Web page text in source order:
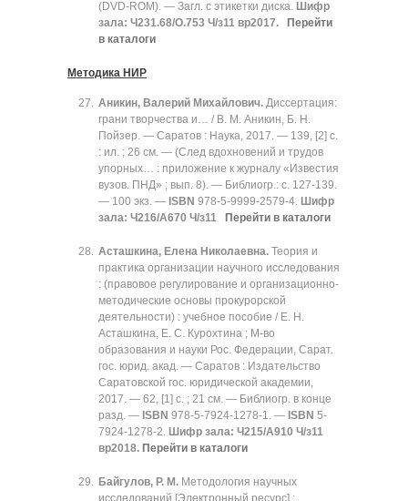
(DVD-ROM). — Загл. с этикетки диска. Шифр
зала: Ч231.68/О.753 Ч/з11 вр2017.
Перейти
в каталоги
Методика НИР
Аникин, Валерий Михайлович. Диссертация:
грани творчества и… / В. М. Аникин, Б. Н.
Пойзер. — Саратов : Наука, 2017. — 139, [2] с.
: ил. ; 26 см. — (След вдохновений и трудов
упорных… : приложение к журналу «Известия
вузов. ПНД» ; вып. 8). — Библиогр.: с. 127-139.
— 100 экз. — ISBN 978-5-9999-2579-4. Шифр
зала: Ч216/А670 Ч/з11
Перейти в каталоги
Асташкина, Елена Николаевна. Теория и
практика организации научного исследования
: (правовое регулирование и организационно-
методические основы прокурорской
деятельности) : учебное пособие / Е. Н.
Асташкина, Е. С. Курохтина ; М-во
образования и науки Рос. Федерации, Сарат.
гос. юрид. акад. — Саратов : Издательство
Саратовской гос. юридической академии,
2017. — 62, [1] с. ; 21 см. — Библиогр. в конце
разд. — ISBN 978-5-7924-1278-1. — ISBN 5-
7924-1278-2. Шифр зала: Ч215/А910 Ч/з11
вр2018. Перейти в каталоги
Байгулов, Р. М. Методология научных
исследований [Электронный ресурс] :